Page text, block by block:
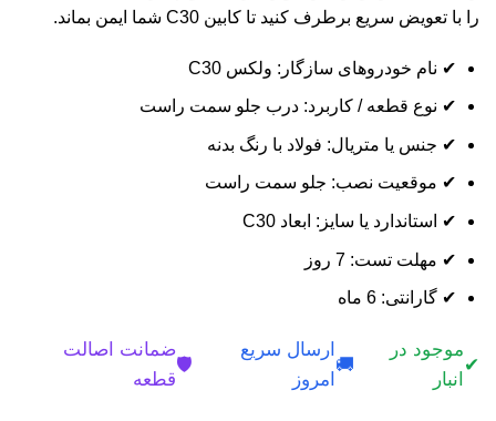
را با تعویض سریع برطرف کنید تا کابین C30 شما ایمن بماند.
✔ نام خودروهای سازگار: ولکس C30
✔ نوع قطعه / کاربرد: درب جلو سمت راست
✔ جنس یا متریال: فولاد با رنگ بدنه
✔ موقعیت نصب: جلو سمت راست
✔ استاندارد یا سایز: ابعاد C30
✔ مهلت تست: 7 روز
✔ گارانتی: 6 ماه
✔
موجود در
انبار
🚚
ارسال سریع
امروز
🛡️
ضمانت اصالت
قطعه